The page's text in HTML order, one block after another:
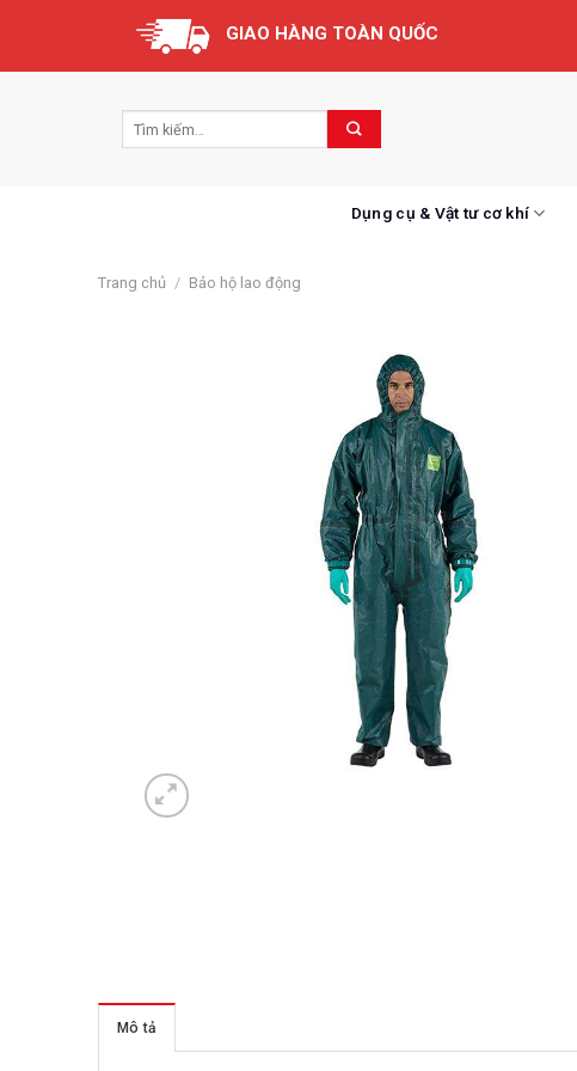
content
GIAO HÀNG TOÀN QUỐC
Dụng cụ & Vật tư cơ khí
Trang chủ / Bảo hộ lao động
Mô tả